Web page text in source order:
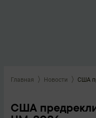
Главная Новости США
США